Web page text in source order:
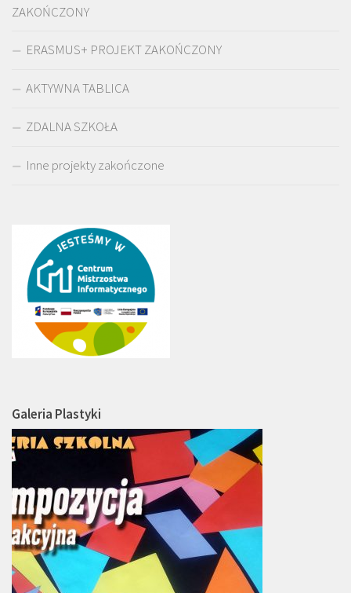
ZAKOŃCZONY
ERASMUS+ PROJEKT ZAKOŃCZONY
AKTYWNA TABLICA
ZDALNA SZKOŁA
Inne projekty zakończone
Galeria Plastyki